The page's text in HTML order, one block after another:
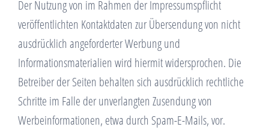
Der Nutzung von im Rahmen der Impressumspflicht
veröffentlichten Kontaktdaten zur Übersendung von nicht
ausdrücklich angeforderter Werbung und
Informationsmaterialien wird hiermit widersprochen. Die
Betreiber der Seiten behalten sich ausdrücklich rechtliche
Schritte im Falle der unverlangten Zusendung von
Werbeinformationen, etwa durch Spam-E-Mails, vor.